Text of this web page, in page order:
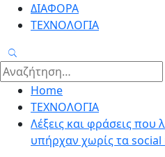
ΔΙΑΦΟΡΑ
ΤΕΧΝΟΛΟΓΙΑ
Αναζήτηση
για:
Home
ΤΕΧΝΟΛΟΓΙΑ
Λέξεις και φράσεις που
υπήρχαν χωρίς τα